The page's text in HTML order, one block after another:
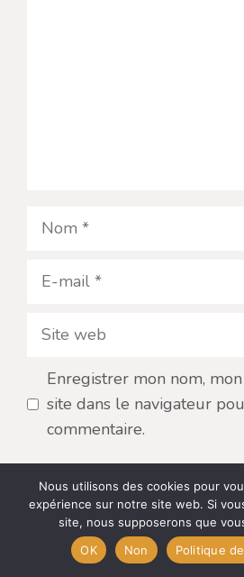
Nom
E-
Site
Enregistrer mon nom,
site dans le navigateur
commentaire.
Nous utilisons des cookies pour
expérience sur notre site web. Si
site, nous supposerons que
OK
Non Politique